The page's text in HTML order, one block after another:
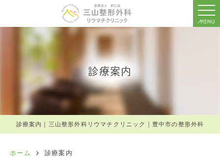
MENU
診療案内
診療案内｜三山整形外科リウマチクリニック｜豊中市の整形外科
ホーム 診療案内